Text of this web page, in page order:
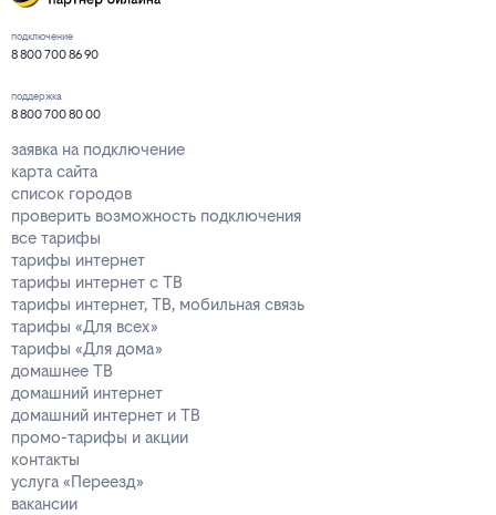
подключение
8 800 700 86 90
поддержка
8 800 700 80 00
заявка на подключение
карта сайта
список городов
проверить возможность подключения
все тарифы
тарифы интернет
тарифы интернет с ТВ
тарифы интернет, ТВ, мобильная связь
тарифы «Для всех»
тарифы «Для дома»
домашнее ТВ
домашний интернет
домашний интернет и ТВ
промо-тарифы и акции
контакты
услуга «Переезд»
вакансии